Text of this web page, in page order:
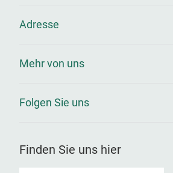
Adresse
Mehr von uns
Folgen Sie uns
Finden Sie uns hier